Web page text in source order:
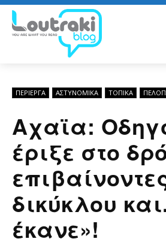
ΠΕΡΊΕΡΓΑ ΑΣΤΥΝΟΜΙΚΆ ΤΟΠΙΚΑ
Αχαϊα:
έριξε στο
δικύκλου
έκανε»!